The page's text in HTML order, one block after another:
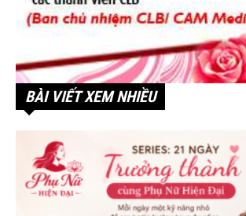
BÀI VIẾT XEM NHIỀU